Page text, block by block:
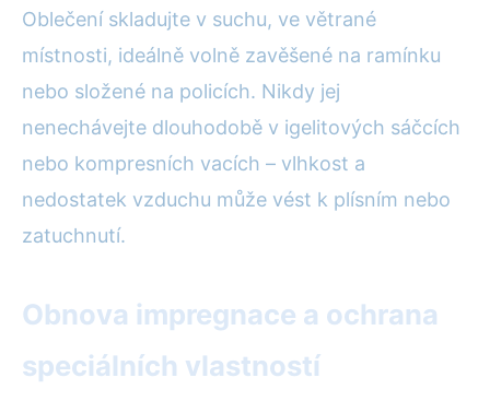
Oblečení skladujte v suchu, ve větrané
místnosti, ideálně volně zavěšené na ramínku
nebo složené na policích. Nikdy jej
nenechávejte dlouhodobě v igelitových sáčcích
nebo kompresních vacích – vlhkost a
nedostatek vzduchu může vést k plísním nebo
zatuchnutí.
Obnova impregnace a ochrana
speciálních vlastností